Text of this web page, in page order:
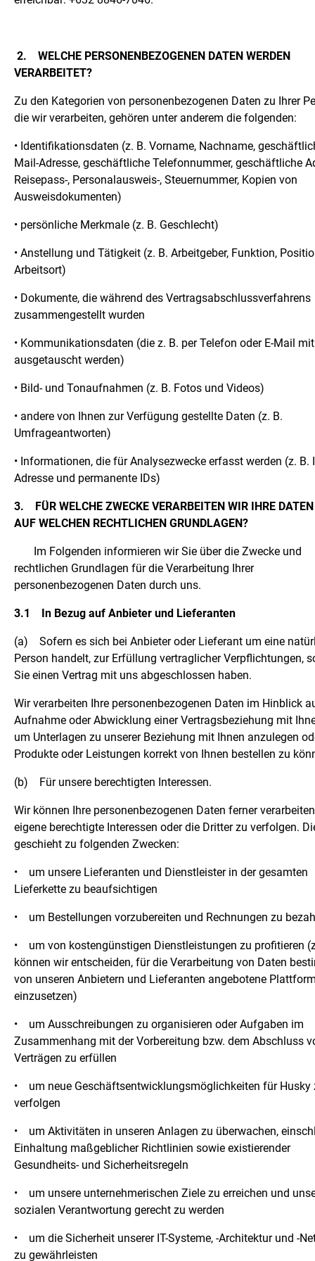
2.
WELCHE PERSONENBEZOGENEN DATEN WERDEN
VERARBEITET?
Zu den Kategorien von personenbezogenen Daten zu Ihrer
die wir verarbeiten, gehören unter anderem die folgenden:
• Identifikationsdaten (z. B. Vorname, Nachname,
Mail-Adresse, geschäftliche Telefonnummer, geschäftliche
Reisepass-, Personalausweis-, Steuernummer, Kopien von
Ausweisdokumenten)
• persönliche Merkmale (z. B. Geschlecht)
• Anstellung und Tätigkeit (z. B. Arbeitgeber, Funktion,
Arbeitsort)
• Dokumente, die während des Vertragsabschlussverfahrens
zusammengestellt wurden
• Kommunikationsdaten (die z. B. per Telefon oder E-Mail
ausgetauscht werden)
• Bild- und Tonaufnahmen (z. B. Fotos und Videos)
• andere von Ihnen zur Verfügung gestellte Daten (z. B.
Umfrageantworten)
• Informationen, die für Analysezwecke erfasst werden (z. B.
Adresse und permanente IDs)
3.
FÜR WELCHE ZWECKE VERARBEITEN WIR IHRE
AUF WELCHEN RECHTLICHEN GRUNDLAGEN?
Im Folgenden informieren wir Sie über die Zwecke und
rechtlichen Grundlagen für die Verarbeitung Ihrer
personenbezogenen Daten durch uns.
3.1 In Bezug auf Anbieter und Lieferanten
(a)
Sofern es sich bei Anbieter oder Lieferant um eine
Person handelt, zur Erfüllung vertraglicher Verpflichtungen,
Sie einen Vertrag mit uns abgeschlossen haben.
Wir verarbeiten Ihre personenbezogenen Daten im Hinblick
Aufnahme oder Abwicklung einer Vertragsbeziehung mit
um Unterlagen zu unserer Beziehung mit Ihnen anzulegen
Produkte oder Leistungen korrekt von Ihnen bestellen zu
(b) Für unsere berechtigten Interessen.
Wir können Ihre personenbezogenen Daten ferner
eigene berechtigte Interessen oder die Dritter zu verfolgen.
geschieht zu folgenden Zwecken:
•
um unsere Lieferanten und Dienstleister in der gesamten
Lieferkette zu beaufsichtigen
• um Bestellungen vorzubereiten und Rechnungen zu
•
um von kostengünstigen Dienstleistungen zu profitieren
können wir entscheiden, für die Verarbeitung von Daten
von unseren Anbietern und Lieferanten angebotene
einzusetzen)
•
um Ausschreibungen zu organisieren oder Aufgaben im
Zusammenhang mit der Vorbereitung bzw. dem Abschluss
Verträgen zu erfüllen
•
um neue Geschäftsentwicklungsmöglichkeiten für Husky
verfolgen
•
um Aktivitäten in unseren Anlagen zu überwachen,
Einhaltung maßgeblicher Richtlinien sowie existierender
Gesundheits- und Sicherheitsregeln
•
um unsere unternehmerischen Ziele zu erreichen und
sozialen Verantwortung gerecht zu werden
•
um die Sicherheit unserer IT-Systeme, -Architektur und -
zu gewährleisten